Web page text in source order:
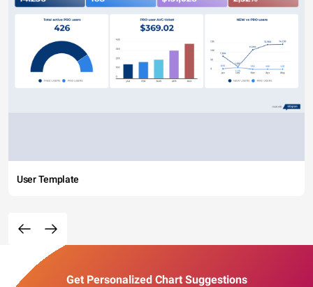
User Template
Get Personalized Chart Suggestions